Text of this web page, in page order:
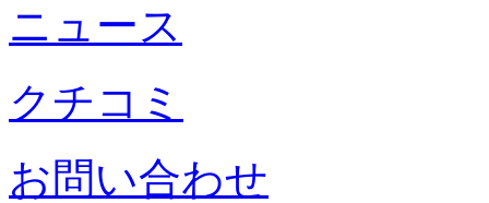
ニュース
クチコミ
お問い合わせ